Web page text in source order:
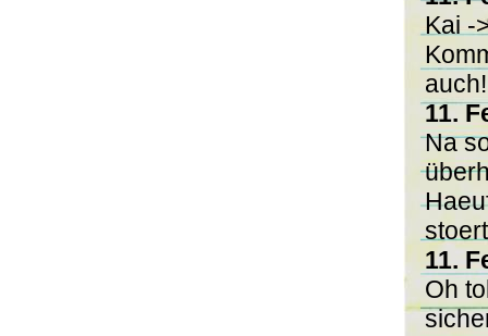
Kai -
auch!
11.
Na
11.
Oh